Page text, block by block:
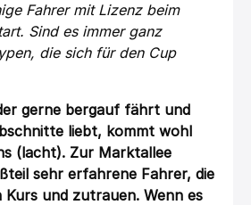
Fahrer mit Lizenz beim
Sind es immer ganz
die sich für den Cup
gerne bergauf fährt und
liebt, kommt wohl
(lacht). Zur Marktallee
sehr erfahrene Fahrer, die
Kurs und zutrauen. Wenn es